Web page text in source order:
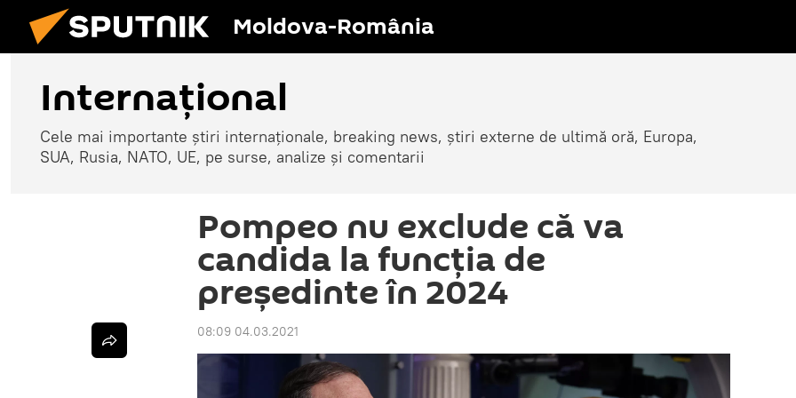
Moldova-România
Internaţional
Cele mai importante știri internaționale, breaking news, știri externe de ultimă oră, Europa,
SUA, Rusia, NATO, UE, pe surse, analize și comentarii
Pompeo nu exclude că va
candida la funcția de
președinte în 2024
08:09 04.03.2021